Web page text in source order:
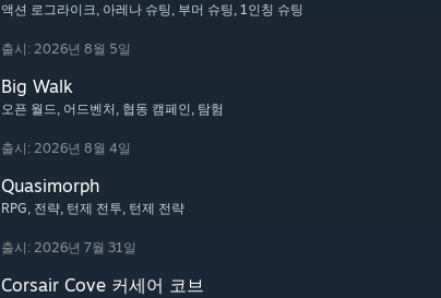
액션 로그라이크, 아레나 슈팅, 부머 슈팅, 1인칭 슈팅
출시: 2026년 8월 5일
Big Walk
오픈 월드, 어드벤처 , 협동 캠페인 , 탐험
출시: 2026년 8월 4일
Quasimorph
RPG, 전략, 턴제 전투, 턴제 전략
출시: 2026년 7월 31일
Corsair Cove 커세어 코브